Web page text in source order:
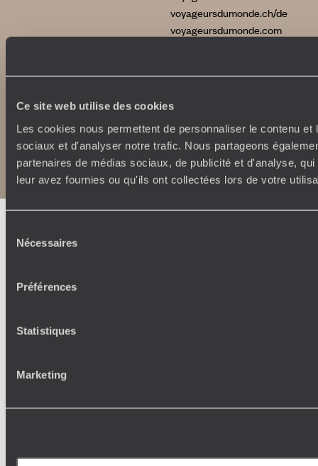
Ce site web utilise des cookies
Les cookies nous permettent de personnaliser le contenu
sociaux et d'analyser notre trafic. Nous partageons
partenaires de médias sociaux, de publicité et d'analyse,
leur avez fournies ou qu'ils ont collectées lors de votre
Nécessaires
Préférences
Statistiques
Marketing
voyageursdumonde.ch/de
voyageursdumonde.com
CopyrightsPlan du site
Politique de confidentialité et de Cookies
Notice légale et CGU